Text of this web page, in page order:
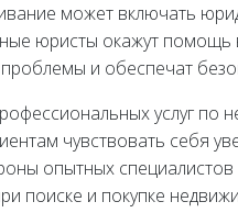
может включать
юристы окажут помощь
и обеспечат
услуг по
чувствовать себя
опытных
поиске и покупке